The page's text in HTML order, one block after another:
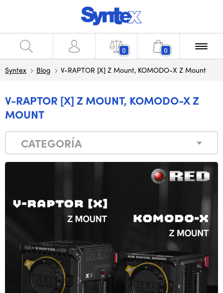
0 0
Syntex Blog V-RAPTOR [X] Z Mount, KOMODO-X Z Mount
V-RAPTOR [X] Z MOUNT, KOMODO-X Z
MOUNT
CATEGORÍA